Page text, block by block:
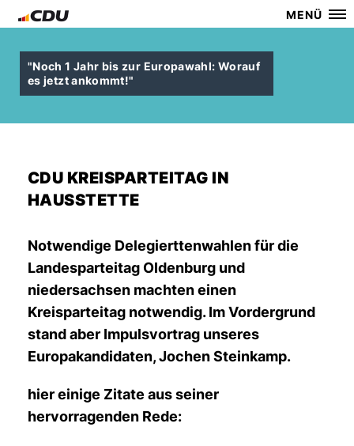
MENÜ
"Noch 1 Jahr bis zur Europawahl: Worauf
es jetzt ankommt!"
CDU KREISPARTEITAG IN
HAUSSTETTE
Notwendige Delegierttenwahlen für die
Landesparteitag Oldenburg und
niedersachsen machten einen
Kreisparteitag notwendig. Im Vordergrund
stand aber Impulsvortrag unseres
Europakandidaten, Jochen Steinkamp.
hier einige Zitate aus seiner
hervorragenden Rede: